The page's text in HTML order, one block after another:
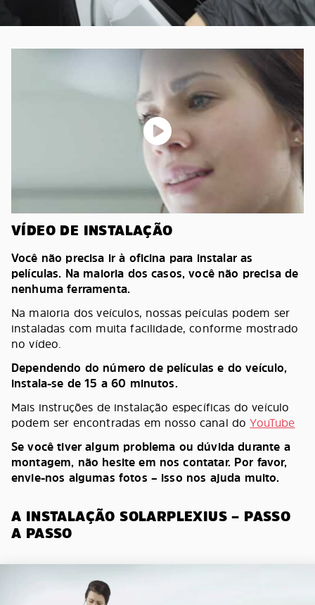
VÍDEO DE INSTALAÇÃO
Você não precisa ir à oficina para instalar as
películas. Na maioria dos casos, você não precisa de
nenhuma ferramenta.
Na maioria dos veículos, nossas peículas podem ser
instaladas com muita facilidade, conforme mostrado
no vídeo.
Dependendo do número de películas e do veículo,
instala-se de 15 a 60 minutos.
Mais instruções de instalação específicas do veículo
podem ser encontradas em nosso canal doYouTube
Se você tiver algum problema ou dúvida durante a
montagem, não hesite em nos contatar. Por favor,
envie-nos algumas fotos – isso nos ajuda muito.
A INSTALAÇÃO SOLARPLEXIUS – PASSO
A PASSO